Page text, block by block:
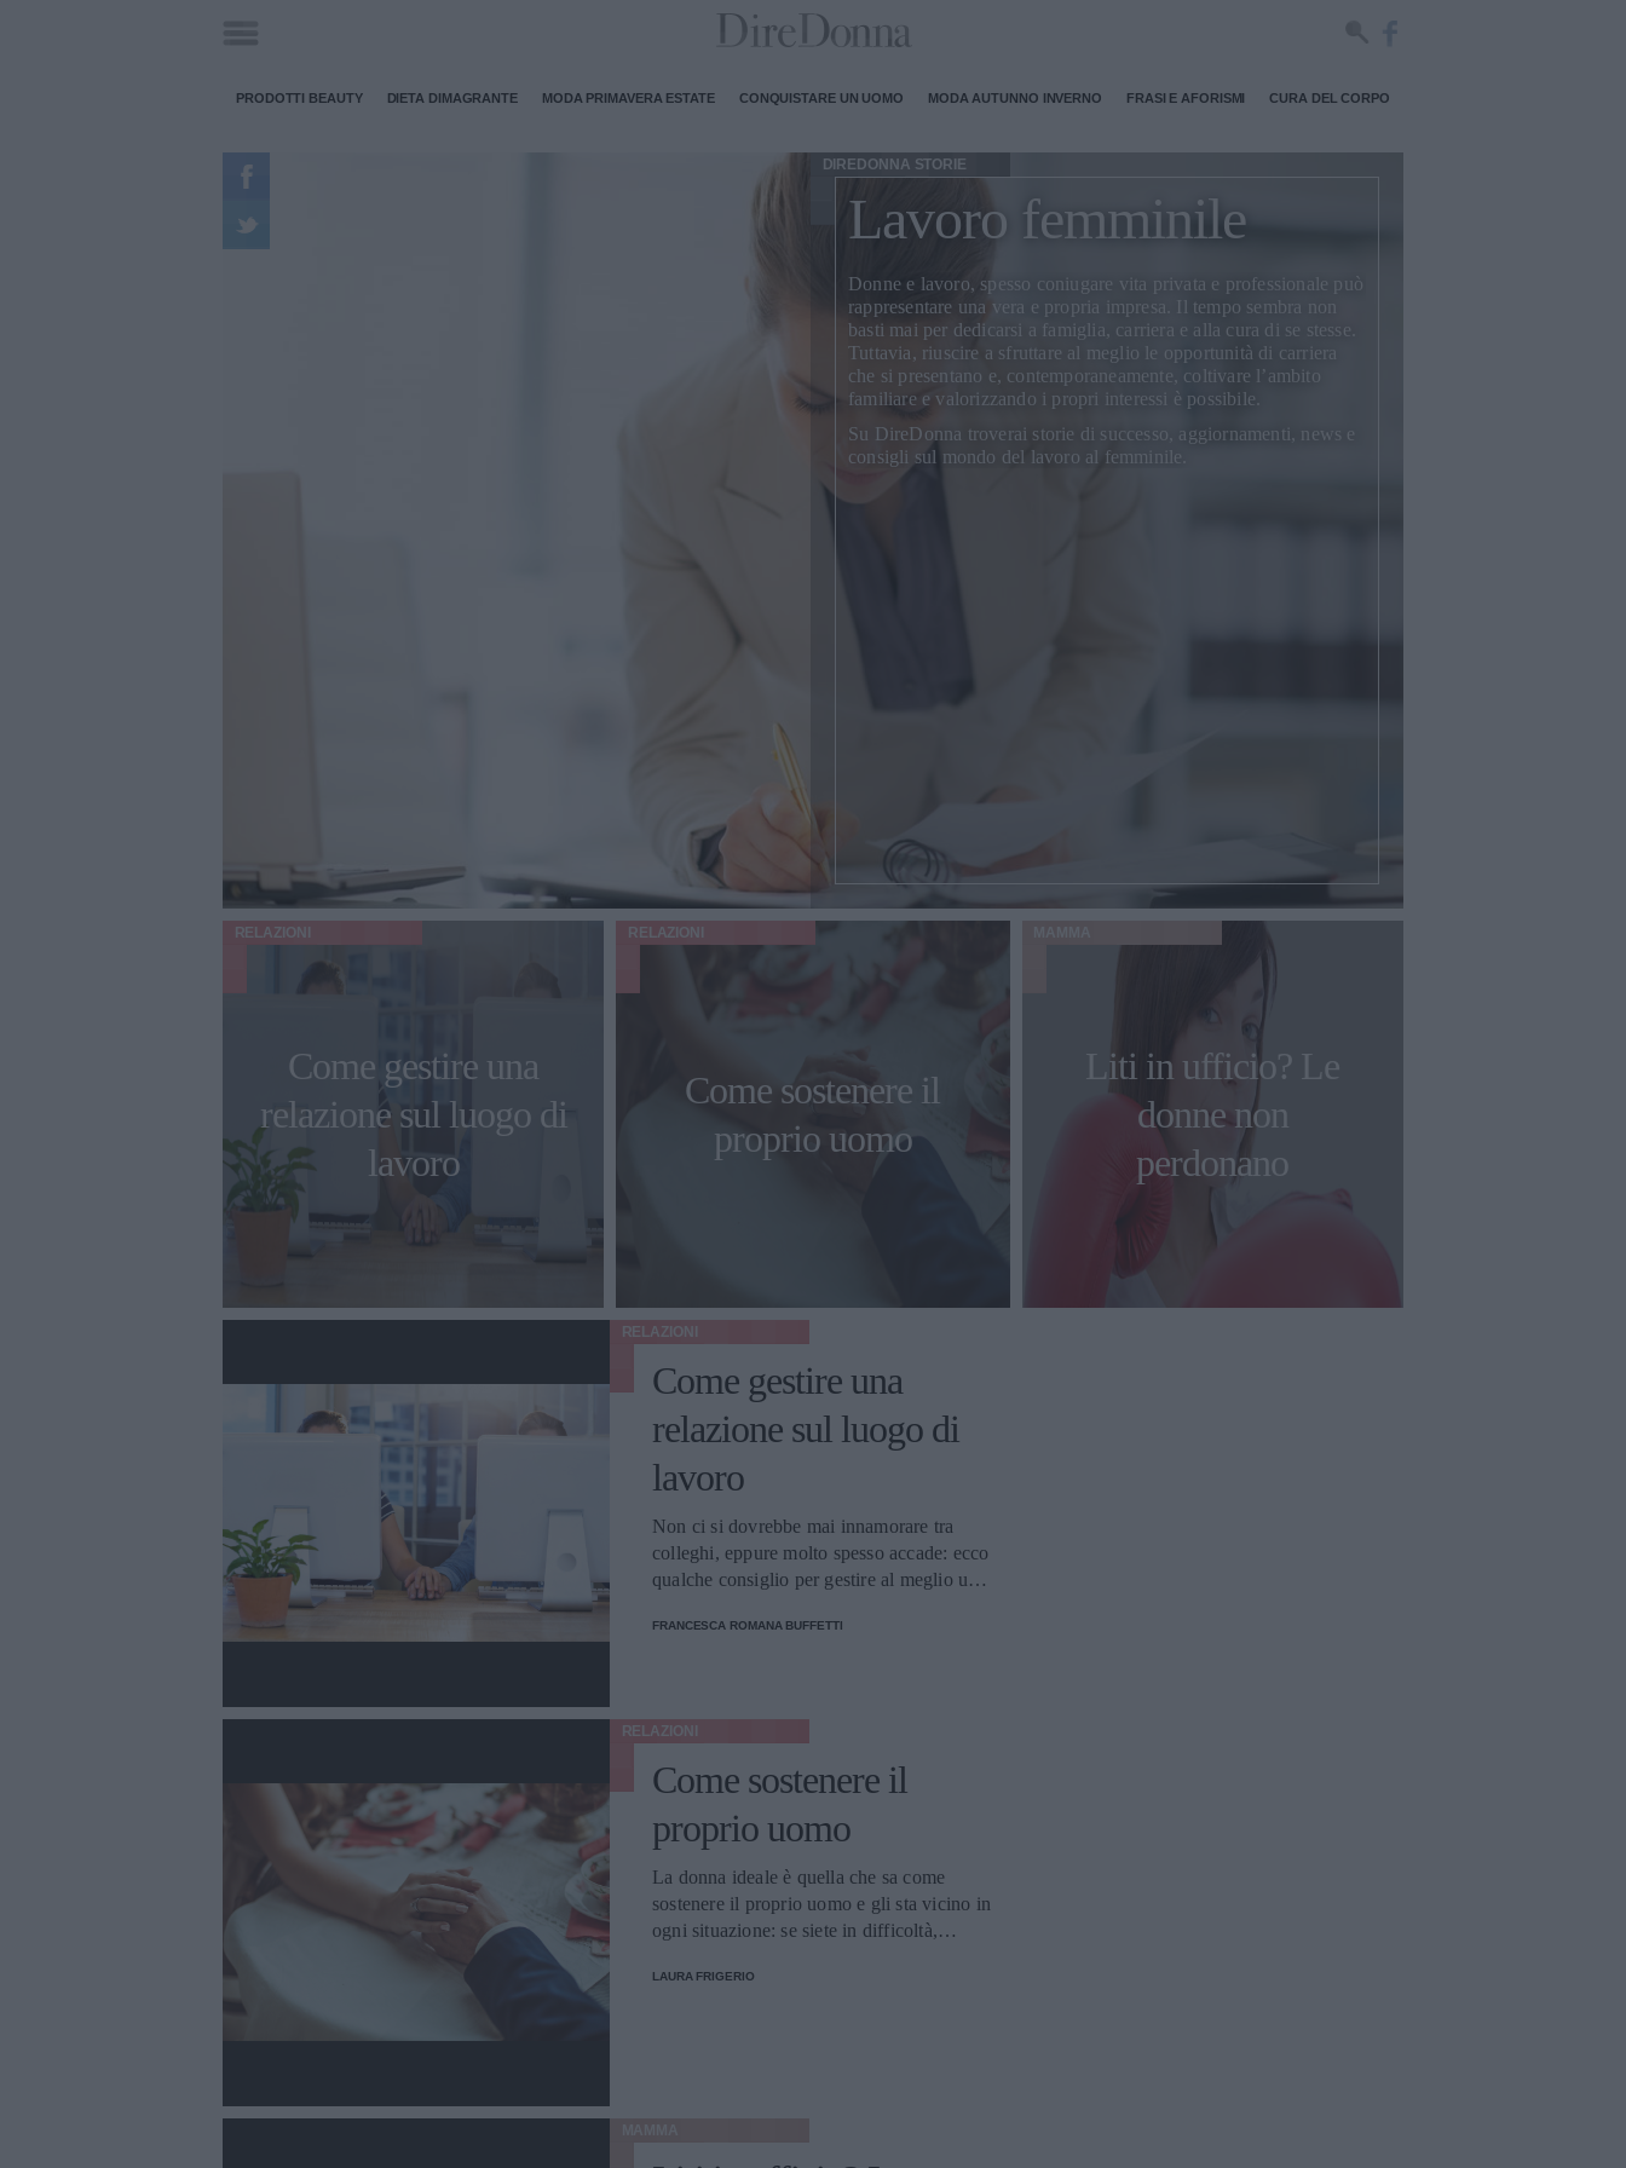
PRODOTTI BEAUTY DIETA DIMAGRANTE MODA PRIMAVERA ESTATE CONQUISTARE UN UOMO MODA AUTUNNO INVERNO FRASI E AFORISMI CURA DEL CORPO
DIREDONNA STORIE
Lavoro femminile
Donne e lavoro, spesso coniugare vita privata e professionale può
rappresentare una vera e propria impresa. Il tempo sembra non
basti mai per dedicarsi a famiglia, carriera e alla cura di se stesse.
Tuttavia, riuscire a sfruttare al meglio le opportunità di carriera
che si presentano e, contemporaneamente, coltivare l’ambito
familiare e valorizzando i propri interessi è possibile.
Su DireDonna troverai storie di successo, aggiornamenti, news e
consigli sul mondo del lavoro al femminile.
RELAZIONI
Come gestire una
relazione sul luogo di
lavoro
RELAZIONI
Come sostenere il
proprio uomo
Liti in ufficio? Le
donne non
perdonano
RELAZIONI
Come gestire una
relazione sul luogo di
lavoro
Non ci si dovrebbe mai innamorare tra
colleghi, eppure molto spesso accade: ecco
qualche consiglio per gestire al meglio una
FRANCESCA ROMANA BUFFETTI
RELAZIONI
Come sostenere il
proprio uomo
La donna ideale è quella che sa come
sostenere il proprio uomo e gli sta vicino in
ogni situazione: se siete in difficoltà,
LAURA FRIGERIO